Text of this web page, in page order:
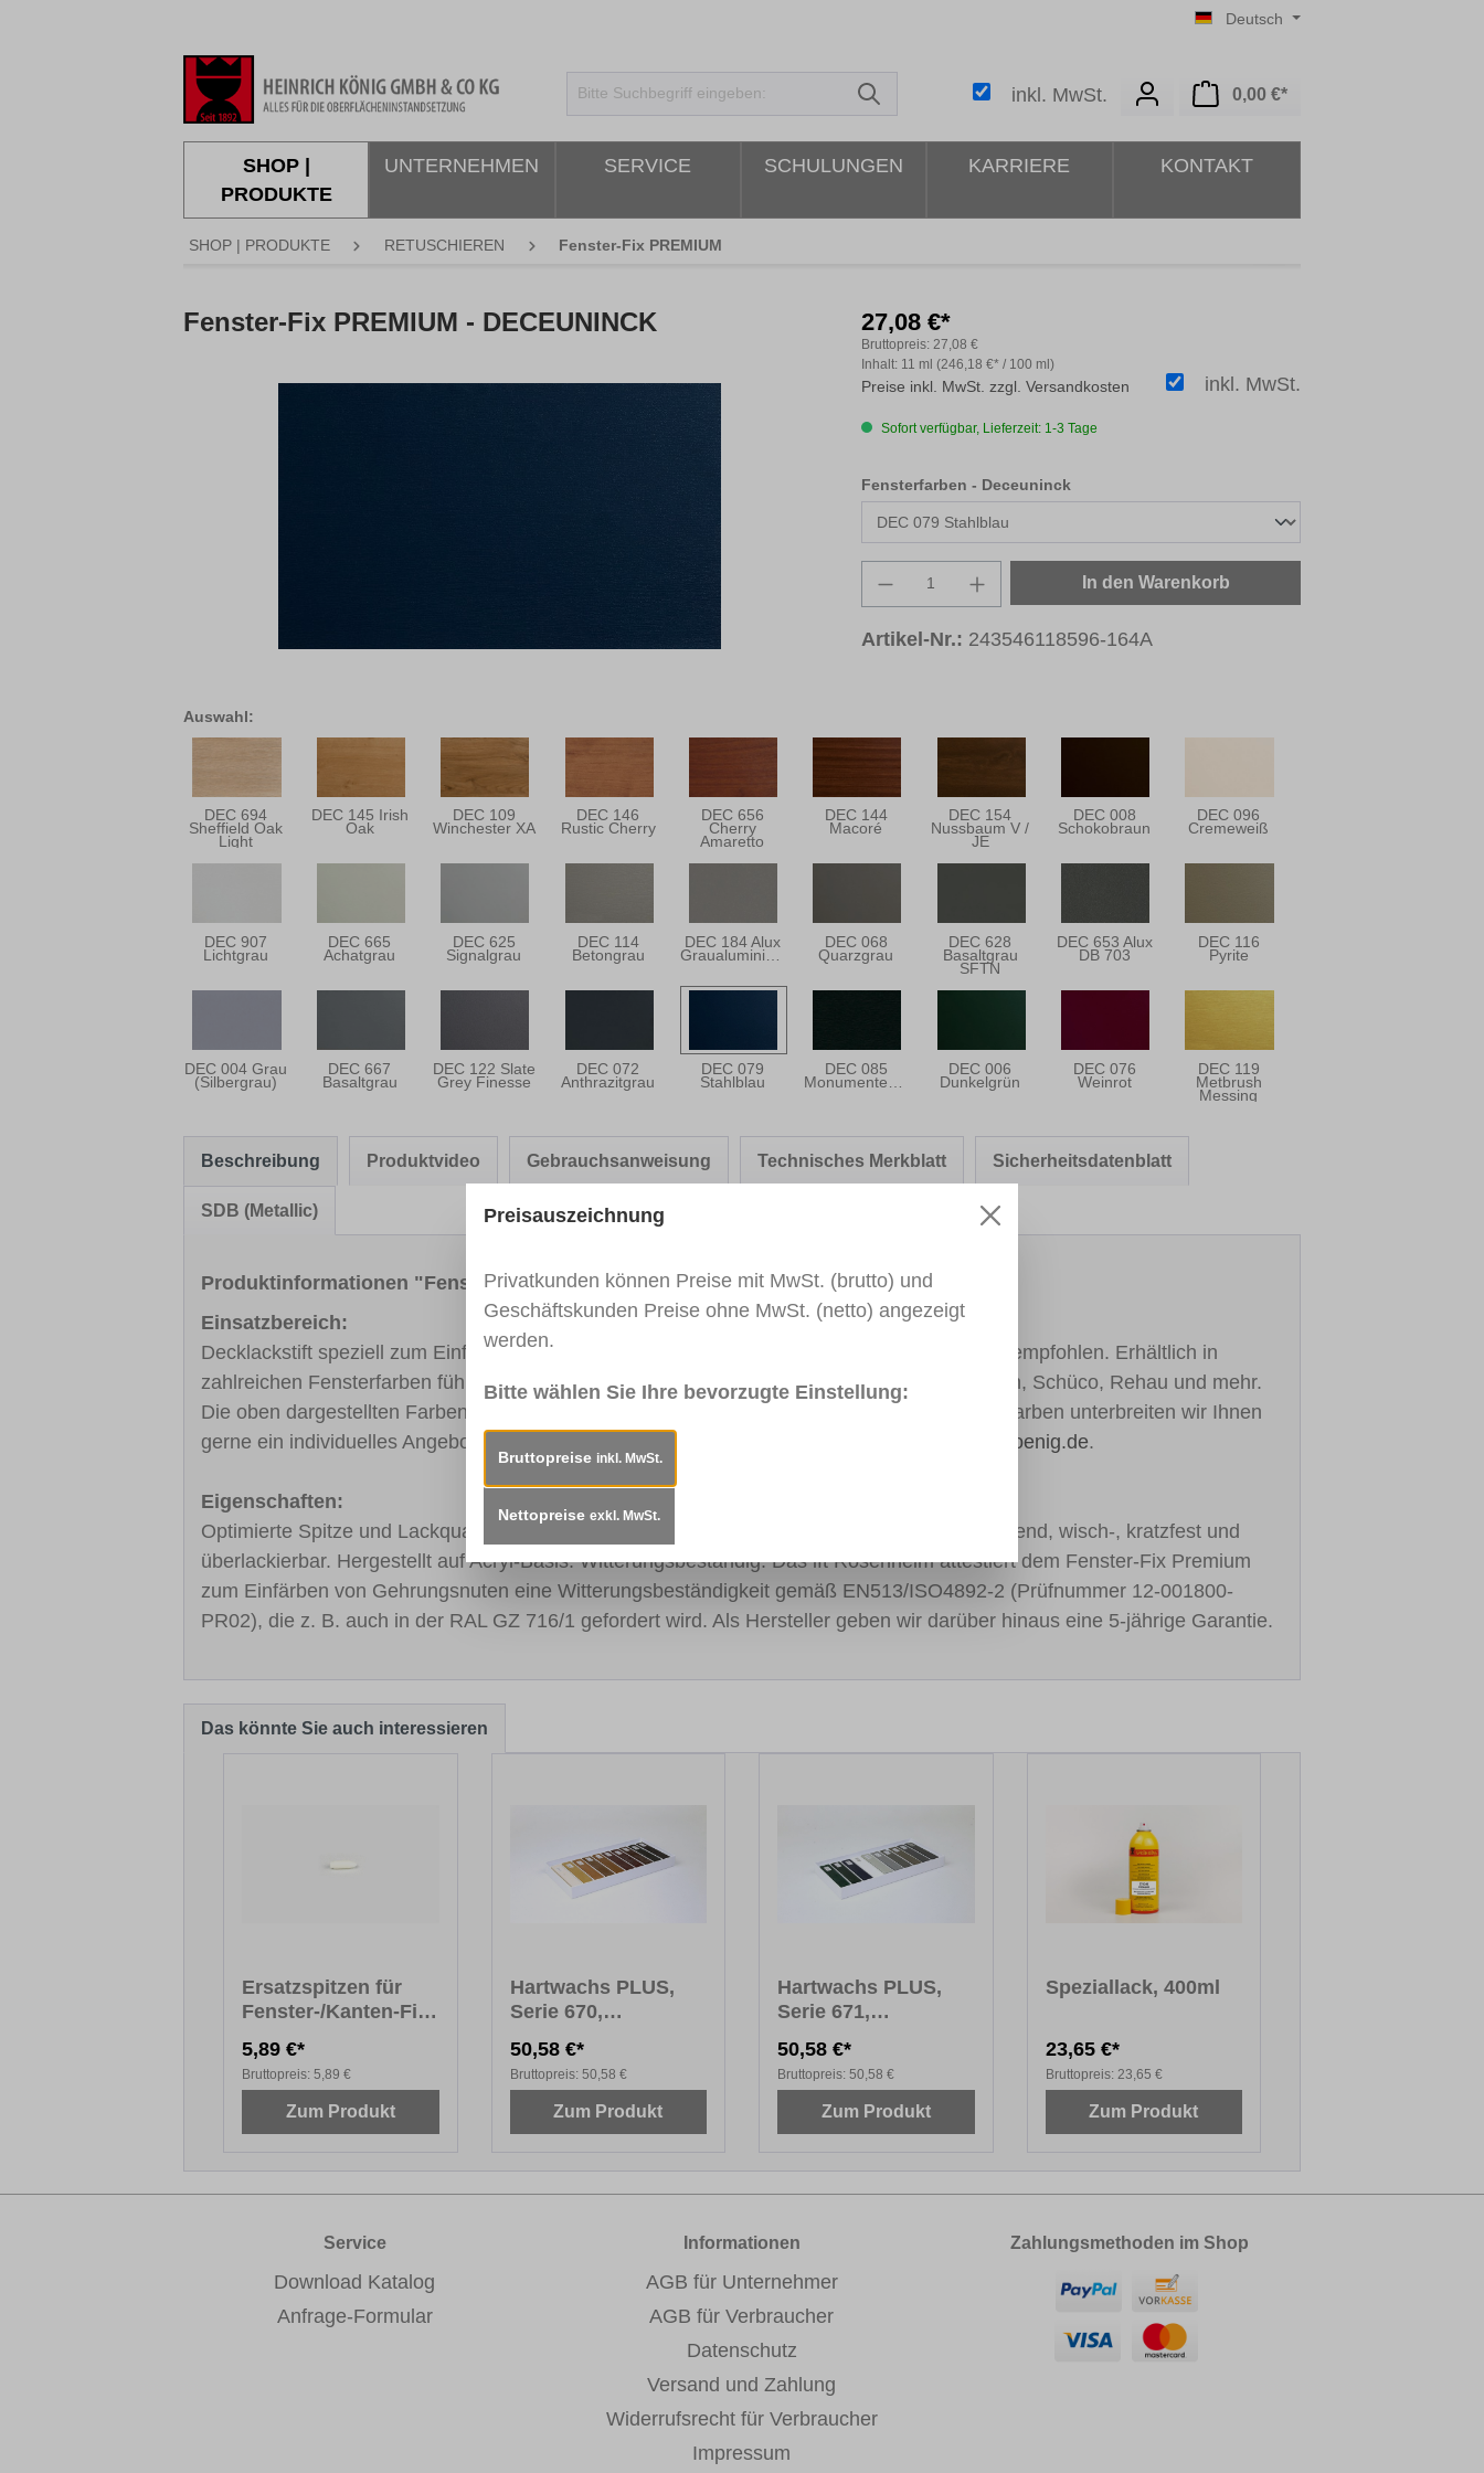
Deutsch
inkl. MwSt. 0,00 €*Warenkorb enthält 0
SHOP |
PRODUKTE
UNTERNEHMEN SERVICE SCHULUNGEN KARRIERE KONTAKT
SHOP | PRODUKTE RETUSCHIEREN Fenster-Fix PREMIUM
Fenster-Fix PREMIUM - DECEUNINCK
Auswahl:
DEC 694
Sheffield Oak
Light
DEC 145 Irish
Oak
DEC 109
Winchester XA
DEC 146
Rustic Cherry
DEC 656
Cherry
Amaretto
DEC 144
Macoré
DEC 154
Nussbaum V /
JE
DEC 008
Schokobraun
DEC 096
Cremeweiß
DEC 907
Lichtgrau
DEC 665
Achatgrau
DEC 625
Signalgrau
DEC 114
Betongrau
DEC 184 Alux DEC 068
Quarzgrau
DEC 628
Basaltgrau
SFTN
DEC 653 Alux
DB 703
DEC 116
Pyrite
DEC 004 Grau
(Silbergrau)
DEC 667
Basaltgrau
DEC 122 Slate
Grey Finesse
DEC 072
Anthrazitgrau
DEC 079
Stahlblau
DEC 085 DEC 006
Dunkelgrün
DEC 076
Weinrot
DEC 119
Metbrush
Messing
27,08 €*
Inhalt: 11 ml (246,18 €* / 100 ml)
Bruttopreis: 27,08 €
inkl. MwSt.
Preise inkl. MwSt. zzgl. Versandkosten
Sofort verfügbar, Lieferzeit: 1-3 Tage
Fensterfarben - Deceuninckauswählen
Produkt Anzahl: Gib den gewünschten Wert ein
In den Warenkorb
Artikel-Nr.: 243546118596-164A
Beschreibung Produktvideo Gebrauchsanweisung Technisches Merkblatt Sicherheitsdatenblatt
SDB (Metallic)
Produktinformationen "Fenster-Fix PREMIUM - DECEUNINCK"
Einsatzbereich:
Decklackstift speziell zum Einfärben von Gehrungsnuten. Für den Innen- und Außenbereich empfohlen. Erhältlich in
zahlreichen Fensterfarben führender Hersteller wie bspw. Renolit, Cova, Hornschuch, Gealan, Schüco, Rehau und mehr.
Die oben dargestellten Farben sind sofort lagernd und als Einzelstift verfügbar. Für weitere Farben unterbreiten wir Ihnen
gerne ein individuelles Angebot. Schicken Sie uns dazu Ihre Anfrage an:
vertrieb@heinrich-koenig.de.
Eigenschaften:
Optimierte Spitze und Lackqualität sorgen für einen kontinuierlichen Lackfluss. Schnelltrocknend, wisch-, kratzfest und
überlackierbar. Hergestellt auf Acryl-Basis. Witterungsbeständig: Das ift Rosenheim attestiert dem Fenster-Fix Premium
zum Einfärben von Gehrungsnuten eine Witterungsbeständigkeit gemäß EN513/ISO4892-2 (Prüfnummer 12-001800-
PR02), die z. B. auch in der RAL GZ 716/1 gefordert wird. Als Hersteller geben wir darüber hinaus eine 5-jährige Garantie.
Das könnte Sie auch interessieren
Ersatzspitzen für
Fenster-/Kanten-Fix
5,89 €*
Bruttopreis: 5,89 €
Zum Produkt
Hartwachs PLUS,
Serie 670,
10 x 8 cm
50,58 €*
Bruttopreis: 50,58 €
Zum Produkt
Hartwachs PLUS,
Serie 671,
10 x 8 cm
50,58 €*
Bruttopreis: 50,58 €
Zum Produkt
Speziallack, 400ml
23,65 €*
Bruttopreis: 23,65 €
Zum Produkt
Service
Download Katalog
Anfrage-Formular
Informationen
AGB für Unternehmer
AGB für Verbraucher
Datenschutz
Versand und Zahlung
Widerrufsrecht für Verbraucher
Impressum
Zahlungsmethoden im Shop
Preisauszeichnung
Privatkunden können Preise mit MwSt. (brutto) und
Geschäftskunden Preise ohne MwSt. (netto) angezeigt
werden.
Bitte wählen Sie Ihre bevorzugte Einstellung:
Bruttopreise inkl. MwSt.
Nettopreise exkl. MwSt.